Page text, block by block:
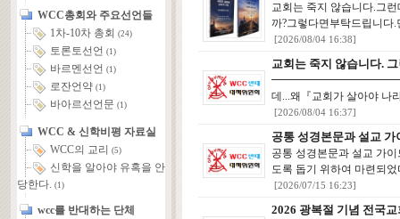
WCC총회와 주요선언들
1차-10차 총회 (24)
토론토선언 (1)
바르멘선언 (1)
로잔언약 (1)
바아르선언문 (1)
WCC & 신학비평 자료실
WCC의 교리
(5)
신학을 알아야 유혹을 안
당한다. (1)
wcc를 반대하는 단체
교회는 죽지 않습니다.그
까?그렇다면부탁드립니
[2026/08/04 16:38]
교회는 죽지 않습니다.
데...왜『교회가 살아야 나
[2026/08/04 16:37]
공통 성경본문과 설교 가
공통 성경본문과 설교 가
도록 돕기 위하여 마련되
[2026/07/15 16:23]
2026 광복절 기념 전국